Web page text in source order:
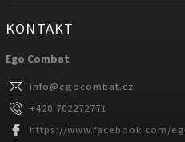
KONTAKT
Ego Combat
info@egocombat.cz
+420 702272771
https://www.facebook.com/